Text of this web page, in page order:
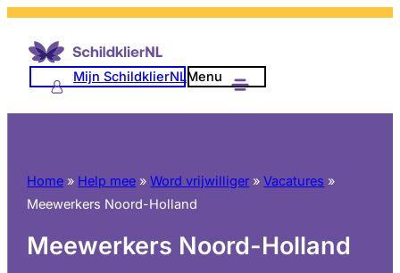
naar
Mijn SchildklierNLMenu
Home » Help mee »Word vrijwilliger »Vacatures »
Meewerkers Noord-Holland
Meewerkers Noord-Holland